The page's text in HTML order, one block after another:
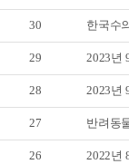
30 한국수
29 2023년
28 2023년
27 반려동
26 2022년